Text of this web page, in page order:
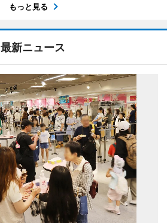
もっと見る
最新ニュース